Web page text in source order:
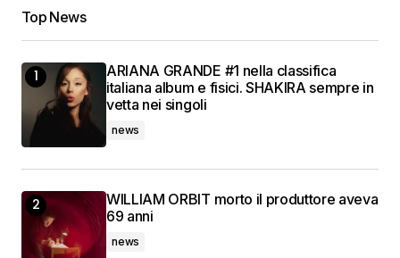
Top News
ARIANA GRANDE #1 nella classifica
italiana album e fisici. SHAKIRA sempre in
vetta nei singoli
news
WILLIAM ORBIT morto il produttore aveva
69 anni
news